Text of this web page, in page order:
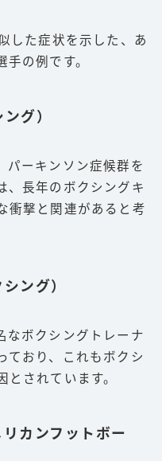
した症状を示した、あ
の例です。
グ）
パーキンソン症候群を
、長年のボクシングキ
衝撃と関連があると考
ング）
なボクシングトレーナ
ており、これもボクシ
とされています。
カンフットボー